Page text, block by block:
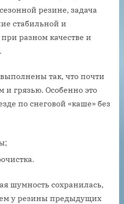
резине, задача
стабильной и
разном качестве и
так, что почти
и грязью. Особенно это
по снеговой «каше» без
шумность сохранилась,
у резины предыдущих